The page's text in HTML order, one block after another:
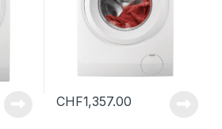
CHF1,357.00